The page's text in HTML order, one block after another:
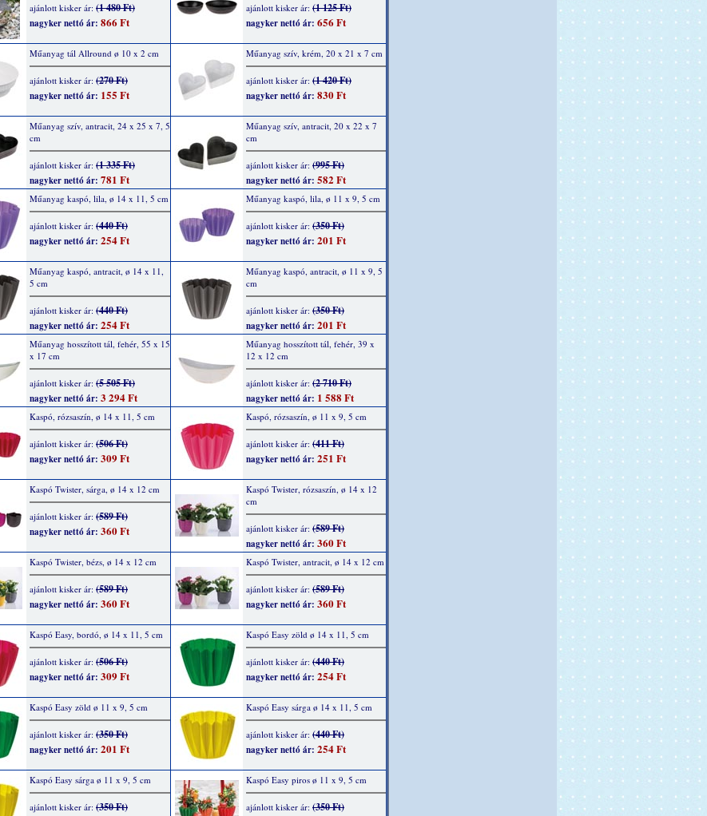
ajánlott kisker ár: (1 480 Ft)
nagyker nettó ár: 866 Ft
ajánlott kisker ár: (1 125 Ft)
nagyker nettó ár: 656 Ft
Műanyag tál Allround ø 10 x 2 cm
ajánlott kisker ár: (270 Ft)
nagyker nettó ár: 155 Ft
Műanyag szív, krém, 20 x 21 x 7 cm
ajánlott kisker ár: (1 420 Ft)
nagyker nettó ár: 830 Ft
Műanyag szív, antracit, 24 x 25 x 7, 5
cm
ajánlott kisker ár: (1 335 Ft)
nagyker nettó ár: 781 Ft
Műanyag szív, antracit, 20 x 22 x 7
cm
ajánlott kisker ár: (995 Ft)
nagyker nettó ár: 582 Ft
Műanyag kaspó, lila, ø 14 x 11, 5 cm
ajánlott kisker ár: (440 Ft)
nagyker nettó ár: 254 Ft
Műanyag kaspó, lila, ø 11 x 9, 5 cm
ajánlott kisker ár: (350 Ft)
nagyker nettó ár: 201 Ft
Műanyag kaspó, antracit, ø 14 x 11,
5 cm
ajánlott kisker ár: (440 Ft)
nagyker nettó ár: 254 Ft
Műanyag kaspó, antracit, ø 11 x 9, 5
cm
ajánlott kisker ár: (350 Ft)
nagyker nettó ár: 201 Ft
Műanyag hosszított tál, fehér, 55 x 15
x 17 cm
ajánlott kisker ár: (5 505 Ft)
nagyker nettó ár: 3 294 Ft
Műanyag hosszított tál, fehér, 39 x
12 x 12 cm
ajánlott kisker ár: (2 710 Ft)
nagyker nettó ár: 1 588 Ft
Kaspó, rózsaszín, ø 14 x 11, 5 cm
ajánlott kisker ár: (506 Ft)
nagyker nettó ár: 309 Ft
Kaspó, rózsaszín, ø 11 x 9, 5 cm
ajánlott kisker ár: (411 Ft)
nagyker nettó ár: 251 Ft
Kaspó Twister, sárga, ø 14 x 12 cm
ajánlott kisker ár: (589 Ft)
nagyker nettó ár: 360 Ft
Kaspó Twister, rózsaszín, ø 14 x 12
cm
ajánlott kisker ár: (589 Ft)
nagyker nettó ár: 360 Ft
Kaspó Twister, bézs, ø 14 x 12 cm
ajánlott kisker ár: (589 Ft)
nagyker nettó ár: 360 Ft
Kaspó Twister, antracit, ø 14 x 12 cm
ajánlott kisker ár: (589 Ft)
nagyker nettó ár: 360 Ft
Kaspó Easy, bordó, ø 14 x 11, 5 cm
ajánlott kisker ár: (506 Ft)
nagyker nettó ár: 309 Ft
Kaspó Easy zöld ø 14 x 11, 5 cm
ajánlott kisker ár: (440 Ft)
nagyker nettó ár: 254 Ft
Kaspó Easy zöld ø 11 x 9, 5 cm
ajánlott kisker ár: (350 Ft)
nagyker nettó ár: 201 Ft
Kaspó Easy sárga ø 14 x 11, 5 cm
ajánlott kisker ár: (440 Ft)
nagyker nettó ár: 254 Ft
Kaspó Easy sárga ø 11 x 9, 5 cm
ajánlott kisker ár: (350 Ft)
Kaspó Easy piros ø 11 x 9, 5 cm
ajánlott kisker ár: (350 Ft)